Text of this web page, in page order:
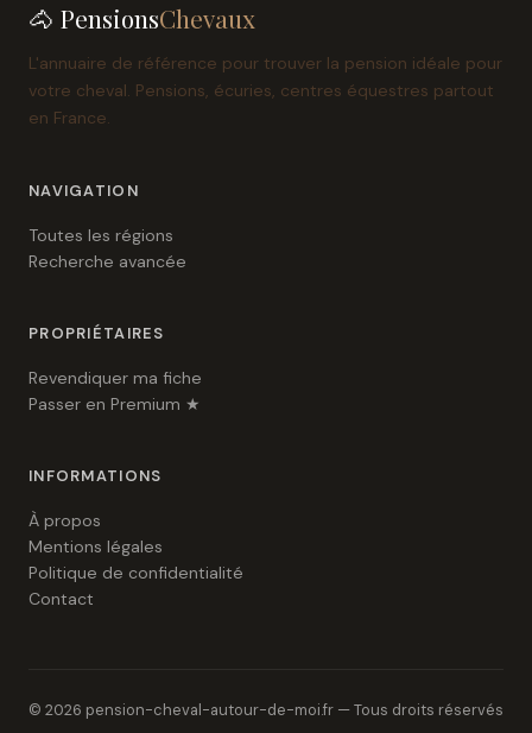
🐴 PensionsChevaux
L'annuaire de référence pour trouver la pension idéale pour
votre cheval. Pensions, écuries, centres équestres partout
en France.
NAVIGATION
Toutes les régions
Recherche avancée
PROPRIÉTAIRES
Revendiquer ma fiche
Passer en Premium ★
INFORMATIONS
À propos
Mentions légales
Politique de confidentialité
Contact
© 2026 pension-cheval-autour-de-moi.fr — Tous droits réservés